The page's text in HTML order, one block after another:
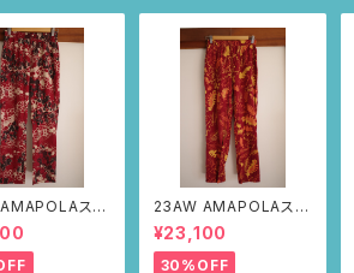
ステ
ツ(ボルドー・
の山道柄)
23AW AMAPOLAステ
ンシルパンツ(ボルドー・
リーフ柄)
¥23,100
30%OFF